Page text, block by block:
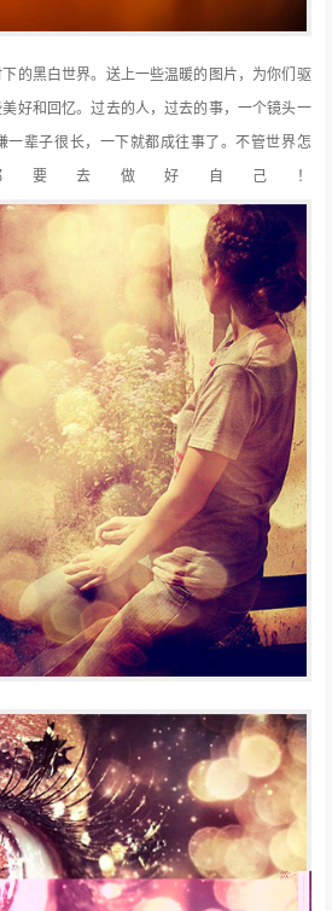
的黑白世界。送上一些温暖的图片，为你们驱
好和回忆。过去的人，过去的事，一个镜头一
一辈子很长，一下就都成往事了。不管世界怎
要去做好自己！